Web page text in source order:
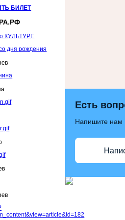
БИЛЕТ
КУЛЬТУРЕ
Есть
Напишите нам